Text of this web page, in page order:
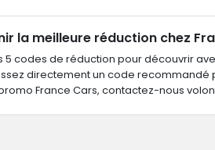
la meilleure réduction chez
5 codes de réduction pour découvrir
directement un code recommandé
France Cars, contactez-nous